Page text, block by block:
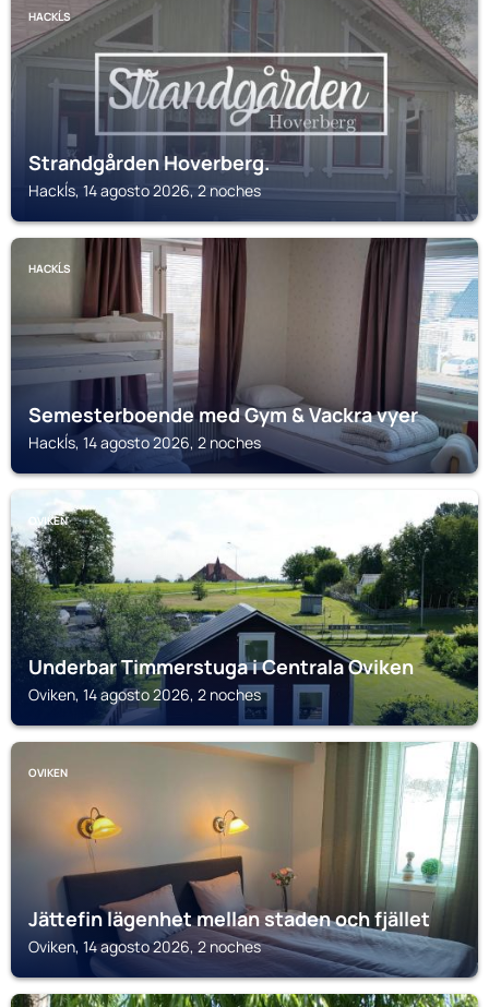
HACKĹS
Strandgården Hoverberg.
Hackĺs, 14 agosto 2026, 2 noches
HACKĹS
Semesterboende med Gym & Vackra vyer
Hackĺs, 14 agosto 2026, 2 noches
OVIKEN
Underbar Timmerstuga i Centrala Oviken
Oviken, 14 agosto 2026, 2 noches
OVIKEN
Jättefin lägenhet mellan staden och fjället
Oviken, 14 agosto 2026, 2 noches